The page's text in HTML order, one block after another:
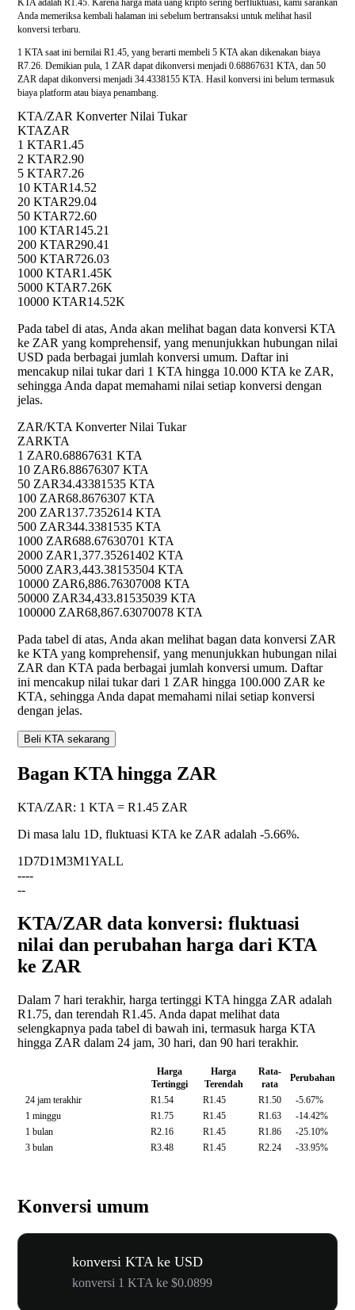
KTA adalah R1.45. Karena harga mata uang kripto sering berfluktuasi, kami sarankan
Anda memeriksa kembali halaman ini sebelum bertransaksi untuk melihat hasil
konversi terbaru.
1 KTA saat ini bernilai R1.45, yang berarti membeli 5 KTA akan dikenakan biaya
R7.26. Demikian pula, 1 ZAR dapat dikonversi menjadi 0.68867631 KTA, dan 50
ZAR dapat dikonversi menjadi 34.4338155 KTA. Hasil konversi ini belum termasuk
biaya platform atau biaya penambang.
KTA/ZAR Konverter Nilai Tukar
KTAZAR
1 KTAR1.45
2 KTAR2.90
5 KTAR7.26
10 KTAR14.52
20 KTAR29.04
50 KTAR72.60
100 KTAR145.21
200 KTAR290.41
500 KTAR726.03
1000 KTAR1.45K
5000 KTAR7.26K
10000 KTAR14.52K
Pada tabel di atas, Anda akan melihat bagan data konversi KTA
ke ZAR yang komprehensif, yang menunjukkan hubungan nilai
USD pada berbagai jumlah konversi umum. Daftar ini
mencakup nilai tukar dari 1 KTA hingga 10.000 KTA ke ZAR,
sehingga Anda dapat memahami nilai setiap konversi dengan
jelas.
ZAR/KTA Konverter Nilai Tukar
ZARKTA
1 ZAR0.68867631 KTA
10 ZAR6.88676307 KTA
50 ZAR34.43381535 KTA
100 ZAR68.8676307 KTA
200 ZAR137.7352614 KTA
500 ZAR344.3381535 KTA
1000 ZAR688.67630701 KTA
2000 ZAR1,377.35261402 KTA
5000 ZAR3,443.38153504 KTA
10000 ZAR6,886.76307008 KTA
50000 ZAR34,433.81535039 KTA
100000 ZAR68,867.63070078 KTA
Pada tabel di atas, Anda akan melihat bagan data konversi ZAR
ke KTA yang komprehensif, yang menunjukkan hubungan nilai
ZAR dan KTA pada berbagai jumlah konversi umum. Daftar
ini mencakup nilai tukar dari 1 ZAR hingga 100.000 ZAR ke
KTA, sehingga Anda dapat memahami nilai setiap konversi
dengan jelas.
Beli KTA sekarang
Bagan KTA hingga ZAR
KTA/ZAR: 1 KTA = R1.45 ZAR
Di masa lalu 1D, fluktuasi KTA ke ZAR adalah -5.66%.
1D7D1M3M1YALL
----
--
KTA/ZAR data konversi: fluktuasi
nilai dan perubahan harga dari KTA
ke ZAR
Dalam 7 hari terakhir, harga tertinggi KTA hingga ZAR adalah
R1.75, dan terendah R1.45. Anda dapat melihat data
selengkapnya pada tabel di bawah ini, termasuk harga KTA
hingga ZAR dalam 24 jam, 30 hari, dan 90 hari terakhir.
Harga
Tertinggi
Harga
Terendah
Rata-
rata
Perubahan
24 jam terakhir
R1.54 R1.45 R1.50
-5.67%
1 minggu
R1.75 R1.45 R1.63
-14.42%
1 bulan
R2.16 R1.45 R1.86
-25.10%
3 bulan
R3.48 R1.45 R2.24 -33.95%
Konversi umum
konversi KTA ke USD
konversi 1 KTA ke $0.0899